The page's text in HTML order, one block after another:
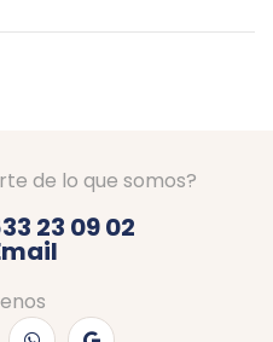
de lo que somos?
23 09 02